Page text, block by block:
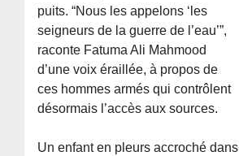
puits. “Nous les appelons ‘les
seigneurs de la guerre de l’eau’”,
raconte Fatuma Ali Mahmood
d’une voix éraillée, à propos de
ces hommes armés qui contrôlent
désormais l’accès aux sources.
Un enfant en pleurs accroché dans